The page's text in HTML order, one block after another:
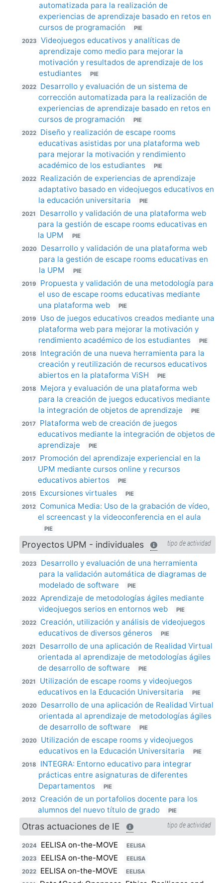
automatizada para la realización de
experiencias de aprendizaje basado en retos en
cursos de programación
PIE
2023
Videojuegos educativos y analíticas de
aprendizaje como medio para mejorar la
motivación y resultados de aprendizaje de los
estudiantes
PIE
2022
Desarrollo y evaluación de un sistema de
corrección automatizada para la realización de
experiencias de aprendizaje basado en retos en
cursos de programación
PIE
2022
Diseño y realización de escape rooms
educativas asistidas por una plataforma web
para mejorar la motivación y rendimiento
académico de los estudiantes
PIE
2022
Realización de experiencias de aprendizaje
adaptativo basado en videojuegos educativos en
la educación universitaria
PIE
2021
Desarrollo y validación de una plataforma web
para la gestión de escape rooms educativas en
la UPM
PIE
2020
Desarrollo y validación de una plataforma web
para la gestión de escape rooms educativas en
la UPM
PIE
2019
Propuesta y validación de una metodología para
el uso de escape rooms educativas mediante
una plataforma web
PIE
2019
Uso de juegos educativos creados mediante una
plataforma web para mejorar la motivación y
rendimiento académico de los estudiantes
PIE
2018
Integración de una nueva herramienta para la
creación y reutilización de recursos educativos
abiertos en la plataforma ViSH
PIE
2018
Mejora y evaluación de una plataforma web
para la creación de juegos educativos mediante
la integración de objetos de aprendizaje
PIE
2017
Plataforma web de creación de juegos
educativos mediante la integración de objetos de
aprendizaje
PIE
2017
Promoción del aprendizaje experiencial en la
UPM mediante cursos online y recursos
educativos abiertos
PIE
2015
Excursiones virtuales
PIE
2012
Comunica Media: Uso de la grabación de vídeo,
el screencast y la videoconferencia en el aula
PIE
Proyectos UPM - individuales tipo de actividad
2023
Desarrollo y evaluación de una herramienta
para la validación automática de diagramas de
modelado de software
PIE
2022
Aprendizaje de metodologías ágiles mediante
videojuegos serios en entornos web
PIE
2022
Creación, utilización y análisis de videojuegos
educativos de diversos géneros
PIE
2021
Desarrollo de una aplicación de Realidad Virtual
orientada al aprendizaje de metodologías ágiles
de desarrollo de software
PIE
2021
Utilización de escape rooms y videojuegos
educativos en la Educación Universitaria
PIE
2020
Desarrollo de una aplicación de Realidad Virtual
orientada al aprendizaje de metodologías ágiles
de desarrollo de software
PIE
2020
Utilización de escape rooms y videojuegos
educativos en la Educación Universitaria
PIE
2018
INTEGRA: Entorno educativo para integrar
prácticas entre asignaturas de diferentes
Departamentos
PIE
2012
Creación de un portafolios docente para los
alumnos del nuevo título de grado
PIE
Otras actuaciones de IE tipo de actividad
2024 EELISA on-the-MOVE
EELISA
2023
EELISA on-the-MOVE
EELISA
2022
EELISA on-the-MOVE
EELISA